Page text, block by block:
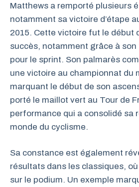
Matthews a remporté plusieurs
notamment sa victoire d’étape
2015. Cette victoire fut le début
succès, notamment grâce à
pour le sprint. Son palmarès
une victoire au championnat du
marquant le début de son
porté le maillot vert au Tour de
performance qui a consolidé sa
monde du cyclisme.
Sa constance est également
résultats dans les classiques,
sur le podium. Un exemple